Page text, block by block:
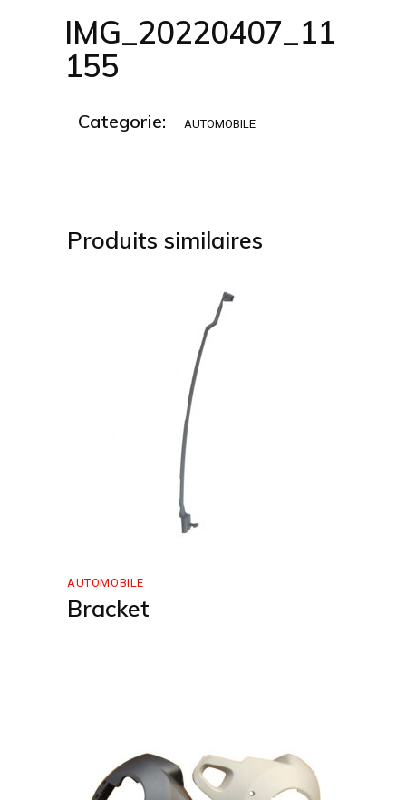
IMG_20220407_11
155
Categorie: AUTOMOBILE
Produits similaires
AUTOMOBILE
Bracket